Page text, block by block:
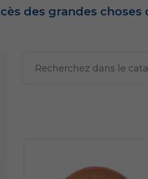
des grandes